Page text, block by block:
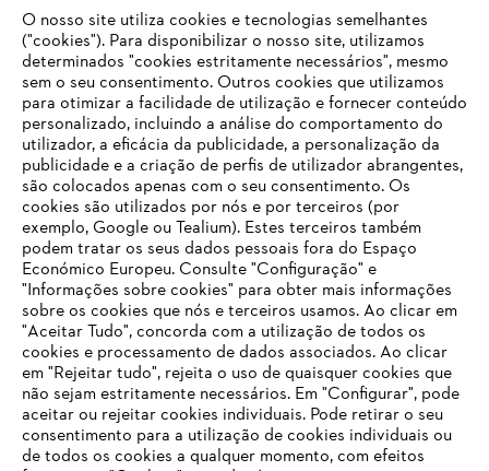
Opções de pagamento
Empresa
FAQs Loja Online
Contacto
O SEU NAVEGADOR NÃO SUPORTA
ESTE WEBSITE
Está utilizar um navegador que ainda não suportamos. Para
obter o melhor uso de nosso site, recomendamos que altere
para um dos seguintes navegadores:
O nosso site utiliza cookies e tecnologias semelhantes
("cookies"). Para disponibilizar o nosso site, utilizamos
determinados "cookies estritamente necessários", mesmo
sem o seu consentimento. Outros cookies que utilizamos
para otimizar a facilidade de utilização e fornecer conteúdo
personalizado, incluindo a análise do comportamento do
utilizador, a eficácia da publicidade, a personalização da
publicidade e a criação de perfis de utilizador abrangentes,
são colocados apenas com o seu consentimento. Os
cookies são utilizados por nós e por terceiros (por
exemplo, Google ou Tealium). Estes terceiros também
podem tratar os seus dados pessoais fora do Espaço
Económico Europeu. Consulte "Configuração" e
"Informações sobre cookies" para obter mais informações
sobre os cookies que nós e terceiros usamos. Ao clicar em
"Aceitar Tudo", concorda com a utilização de todos os
cookies e processamento de dados associados. Ao clicar
em "Rejeitar tudo", rejeita o uso de quaisquer cookies que
não sejam estritamente necessários. Em "Configurar", pode
aceitar ou rejeitar cookies individuais. Pode retirar o seu
consentimento para a utilização de cookies individuais ou
de todos os cookies a qualquer momento, com efeitos